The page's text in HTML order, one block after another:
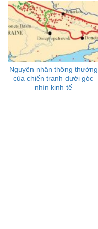
Nguyên nhân thông thường
của chiến tranh dưới góc
nhìn kinh tế